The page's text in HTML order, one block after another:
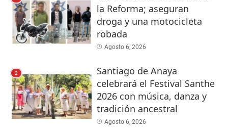
la Reforma; aseguran
droga y una motocicleta
robada
Agosto 6, 2026
2
Santiago de Anaya
celebrará el Festival Santhe
2026 con música, danza y
tradición ancestral
Agosto 6, 2026